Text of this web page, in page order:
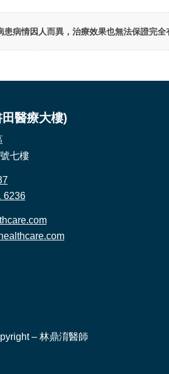
病情因人而異，治療效果也無法保證完全
醫療大樓)
七樓
6236
– 林鼎淯醫師